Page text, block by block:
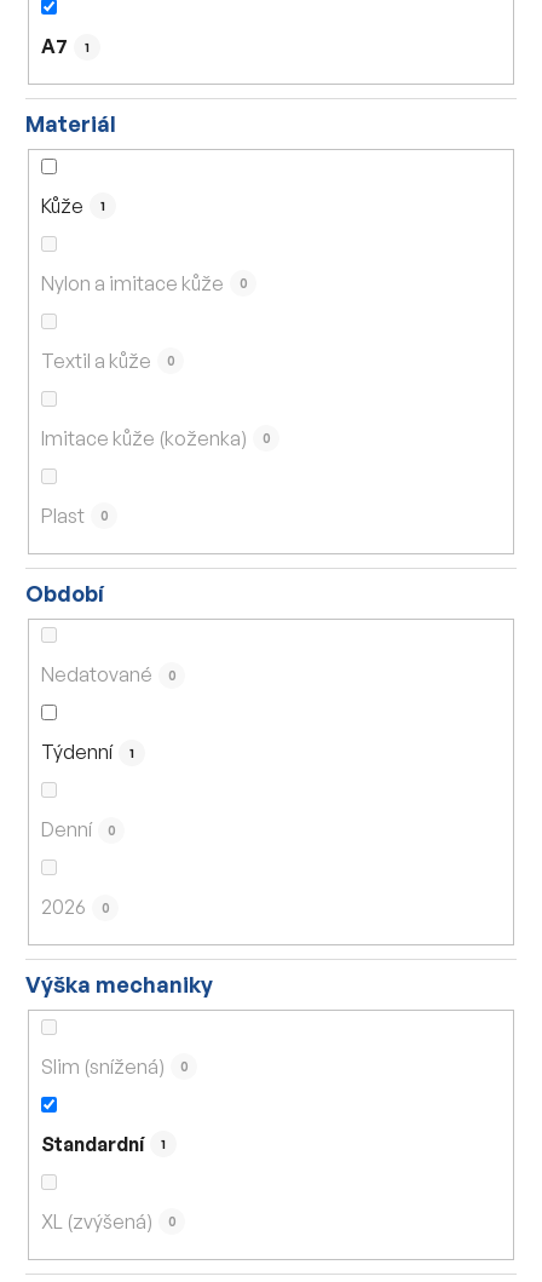
A7 1
Materiál
Kůže 1
Nylon a imitace kůže 0
Textil a kůže 0
Imitace kůže (koženka) 0
Plast 0
Období
Nedatované 0
Týdenní 1
Denní 0
2026 0
Výška mechaniky
Slim (snížená) 0
Standardní 1
XL (zvýšená) 0